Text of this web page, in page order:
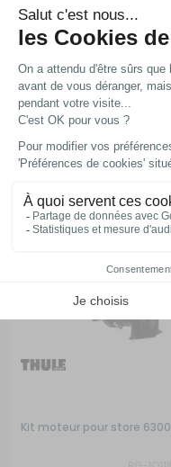
A partir de :
108,99 €
Choisir le modèle
Sur commande
Kit moteur pour store 6300